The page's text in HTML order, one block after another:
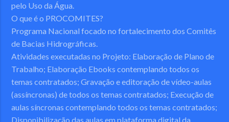
pelo Uso da Água.
O que é o PROCOMITES?
Programa Nacional focado no fortalecimento dos Comitês
de Bacias Hidrográficas.
Atividades executadas no Projeto: Elaboração de Plano de
Trabalho; Elaboração Ebooks contemplando todos os
temas contratados; Gravação e editoração de vídeo-aulas
(assíncronas) de todos os temas contratados; Execução de
aulas síncronas contemplando todos os temas contratados;
Disponibilização das aulas em plataforma digital da